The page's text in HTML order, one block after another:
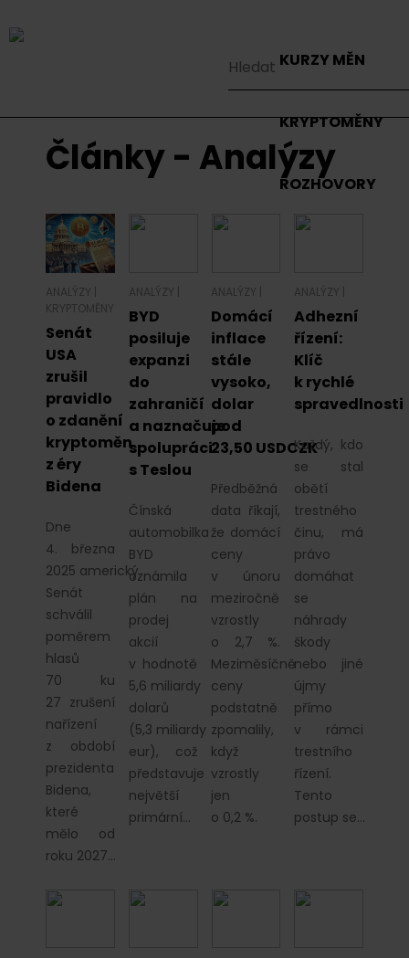
KURZY MĚN
KRYPTOMĚNY
ROZHOVORY
Články - Analýzy
ANALÝZY
KRYPTOMĚNY
Senát
USA
zrušil
pravidlo
o zdanění
kryptoměn
z éry
Bidena
Dne
4. března
2025 americký
Senát
schválil
poměrem
hlasů
70 ku
27 zrušení
nařízení
z období
prezidenta
Bidena,
které
mělo od
roku 2027…
ANALÝZY
BYD
posiluje
expanzi
do
zahraničí
a naznačuje
spolupráci
s Teslou
Čínská
automobilka
BYD
oznámila
plán na
prodej
akcií
v hodnotě
5,6 miliardy
dolarů
(5,3 miliardy
eur), což
představuje
největší
primární…
ANALÝZY
Domácí
inflace
stále
vysoko,
dolar
pod
23,50 USDCZK
Předběžná
data říkají,
že domácí
ceny
v únoru
meziročně
vzrostly
o 2,7 %.
Meziměsíčně
ceny
podstatně
zpomalily,
když
vzrostly
jen
o 0,2 %.
ANALÝZY
Adhezní
řízení:
Klíč
k rychlé
spravedlnosti
Každý, kdo
se stal
obětí
trestného
činu, má
právo
domáhat
se
náhrady
škody
nebo jiné
újmy
přímo
v rámci
trestního
řízení.
Tento
postup se…